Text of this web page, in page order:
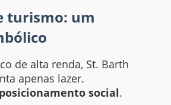
turismo: um
de alta renda, St. Barth
apenas lazer.
posicionamento social.